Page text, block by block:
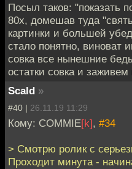
Посыл таков: "показать
80х, домешав туда
картинки и большей
стало понятно, виноват
совка все нынешние
остатки совка и заживем
Scald »
#40 | 26.11.19 11:29
Кому: COMMIE[k], #34
> Смотрю ролик с
Проходит минута -